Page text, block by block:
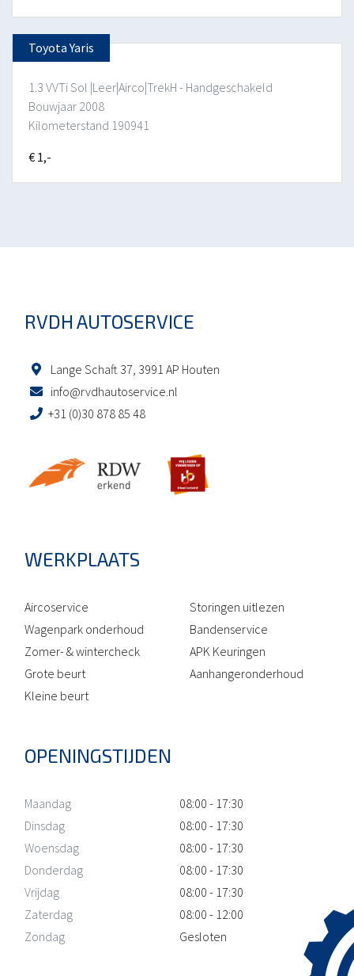
Toyota Yaris
1.3 VVTi Sol |Leer|Airco|TrekH - Handgeschakeld
Bouwjaar 2008
Kilometerstand 190941
€ 1,-
RVDH AUTOSERVICE
Lange Schaft 37, 3991 AP Houten
info@rvdhautoservice.nl
+31 (0)30 878 85 48
WERKPLAATS
Aircoservice
Wagenpark onderhoud
Zomer- & wintercheck
Grote beurt
Kleine beurt
Storingen uitlezen
Bandenservice
APK Keuringen
Aanhangeronderhoud
OPENINGSTIJDEN
Maandag
08:00 - 17:30
Dinsdag
08:00 - 17:30
Woensdag
08:00 - 17:30
Donderdag
08:00 - 17:30
Vrijdag
08:00 - 17:30
Zaterdag
08:00 - 12:00
Zondag
Gesloten